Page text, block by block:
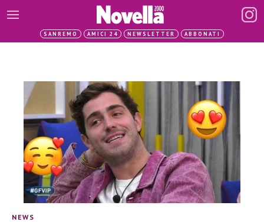
SANREMO AMICI 24 NEWSLETTER ABBONATI
NEWS